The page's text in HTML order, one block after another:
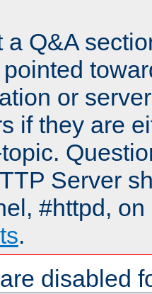
a Q&A
or
if they are
Server
#httpd,
.
disabled